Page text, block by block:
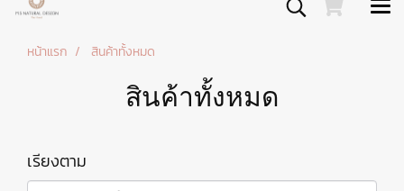
หน้าแรก สินค้าทั้งหมด
สินค้าทั้งหมด
เรียงตาม